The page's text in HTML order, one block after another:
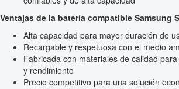
Ventajas de la batería compatible Samsung
Alta capacidad para mayor duración de
Recargable y respetuosa con el medio
Fabricada con materiales de calidad
y rendimiento
Precio competitivo para una solución